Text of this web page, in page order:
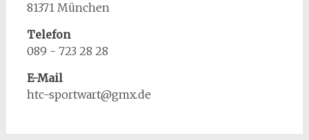
81371 München
Telefon
089 - 723 28 28
E-Mail
htc-sportwart@gmx.de